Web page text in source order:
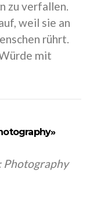
zu verfallen.
weil sie an
rührt.
mit
Photography